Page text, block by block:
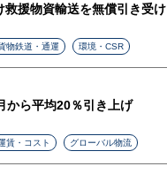
救援物資輸送を無償引き受け
物鉄道・通運 環境・CSR
から平均20％引き上げ
賃・コスト グローバル物流